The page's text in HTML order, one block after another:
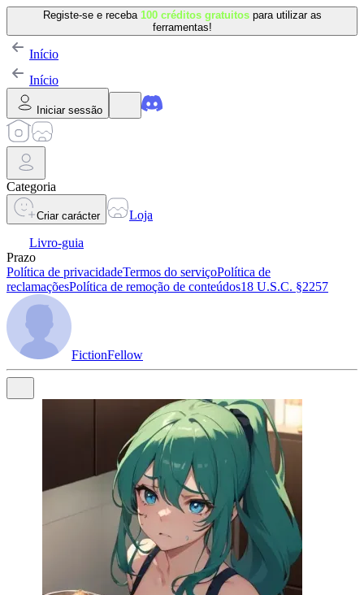
Registe-se e receba 100 créditos gratuitos para utilizar as
ferramentas!
Início
Início
Iniciar sessão
Categoria
Criar carácter
Loja
Livro-guia
Prazo
Política de privacidadeTermos do serviçoPolítica de
reclamaçõesPolítica de remoção de conteúdos18 U.S.C. §2257
FictionFellow